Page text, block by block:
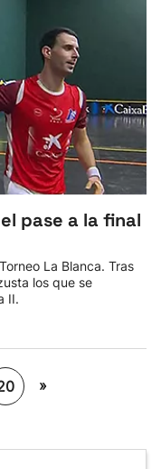
pase a la final
La Blanca. Tras
los que se
II.
»